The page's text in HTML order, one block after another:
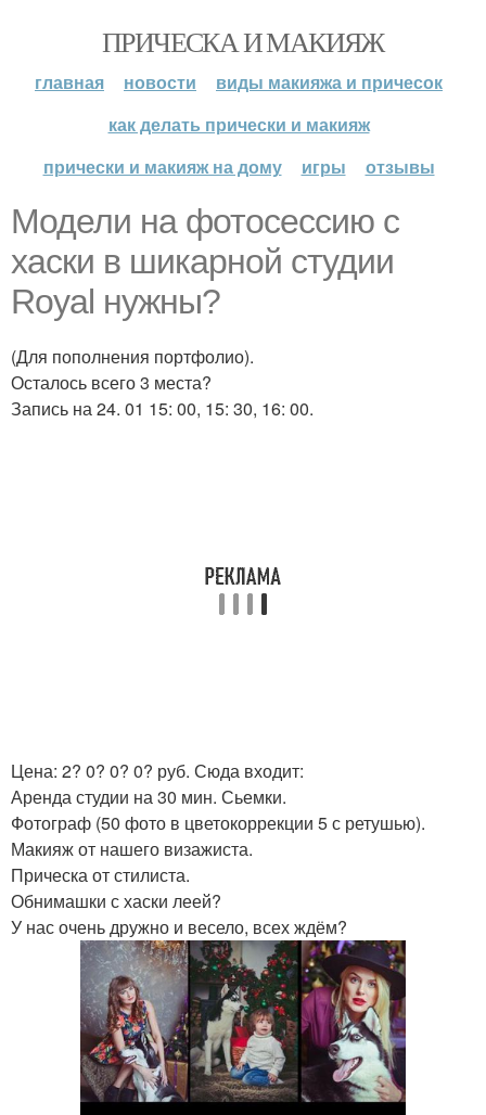
ПРИЧЕСКА И МАКИЯЖ
главная новости
виды макияжа и причесок
как делать прически и макияж
прически и макияж на дому
игры отзывы
Модели на фотосессию с
хаски в шикарной студии
Royal нужны?
(Для пополнения портфолио).
Осталось всего 3 места?
Запись на 24. 01 15: 00, 15: 30, 16: 00.
Цена: 2? 0? 0? 0? руб. Сюда входит:
Аренда студии на 30 мин. Сьемки.
Фотограф (50 фото в цветокоррекции 5 с ретушью).
Макияж от нашего визажиста.
Прическа от стилиста.
Обнимашки с хаски леей?
У нас очень дружно и весело, всех ждём?